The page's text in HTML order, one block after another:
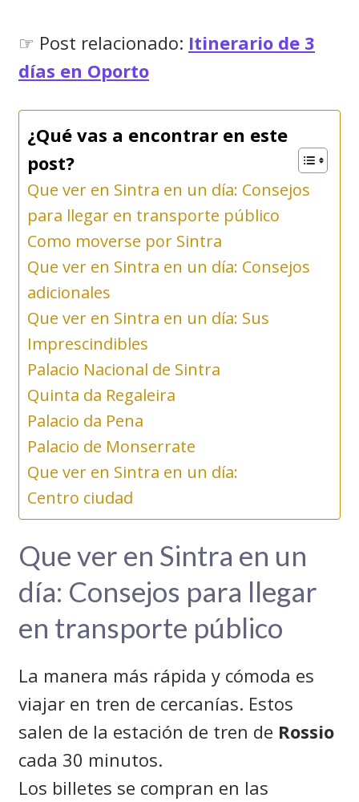
☞ Post relacionado: Itinerario de 3
días en Oporto
¿Qué vas a encontrar en este
post?
Que ver en Sintra en un día: Consejos
para llegar en transporte público
Como moverse por Sintra
Que ver en Sintra en un día: Consejos
adicionales
Que ver en Sintra en un día: Sus
Imprescindibles
Palacio Nacional de Sintra
Quinta da Regaleira
Palacio da Pena
Palacio de Monserrate
Que ver en Sintra en un día:
Centro ciudad
Que ver en Sintra en un
día: Consejos para llegar
en transporte público
La manera más rápida y cómoda es
viajar en tren de cercanías. Estos
salen de la estación de tren de Rossio
cada 30 minutos.
Los billetes se compran en las